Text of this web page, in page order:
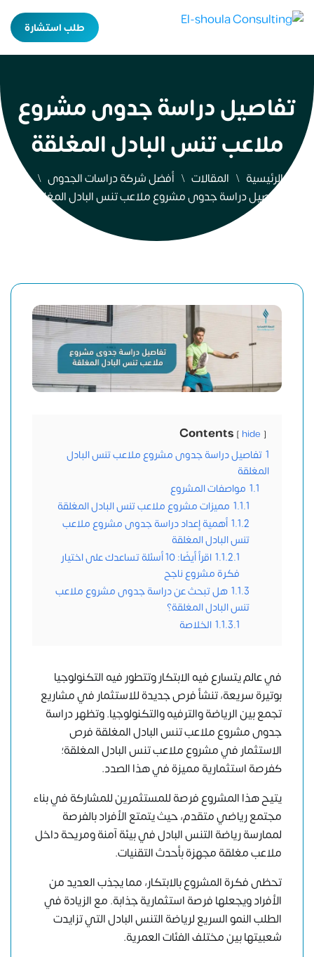
طلب استشارة
تفاصيل دراسة جدوى مشروع
ملاعب تنس البادل المغلقة
الرئيسية المقالات
أفضل شركة دراسات الجدوى
تفاصيل دراسة جدوى مشروع ملاعب تنس البادل المغلقة
Contents hide
1 تفاصيل دراسة جدوى مشروع ملاعب تنس البادل
المغلقة
1.1 مواصفات المشروع
1.1.1 مميزات مشروع ملاعب تنس البادل المغلقة
1.1.2 أهمية إعداد دراسة جدوى مشروع ملاعب
تنس البادل المغلقة
1.1.2.1
اقرأ أيضًا: 10 أسئلة تساعدك على اختيار
فكرة مشروع ناجح
1.1.3 هل تبحث عن دراسة جدوى مشروع ملاعب
تنس البادل المغلقة؟
1.1.3.1 الخلاصة
في عالم يتسارع فيه الابتكار وتتطور فيه التكنولوجيا
بوتيرة سريعة، تنشأ فرص جديدة للاستثمار في مشاريع
تجمع بين الرياضة والترفيه والتكنولوجيا. وتظهر دراسة
جدوى مشروع ملاعب تنس البادل المغلقة فرص
الاستثمار في مشروع ملاعب تنس البادل المغلقة؛
كفرصة استثمارية مميزة في هذا الصدد.
يتيح هذا المشروع فرصة للمستثمرين للمشاركة في بناء
مجتمع رياضي متقدم، حيث يتمتع الأفراد بالفرصة
لممارسة رياضة التنس البادل في بيئة آمنة ومريحة داخل
ملاعب مغلقة مجهزة بأحدث التقنيات.
تحظى فكرة المشروع بالابتكار، مما يجذب العديد من
الأفراد ويجعلها فرصة استثمارية جذابة. مع الزيادة في
الطلب النمو السريع لرياضة التنس البادل التي تزايدت
شعبيتها بين مختلف الفئات العمرية.